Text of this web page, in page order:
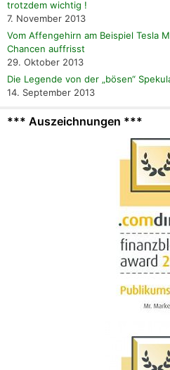
trotzdem wichtig !
7. November 2013
Vom Affengehirn am Beispiel Tesla
Chancen auffrisst
29. Oktober 2013
Die Legende von der „bösen“
14. September 2013
*** Auszeichnungen ***